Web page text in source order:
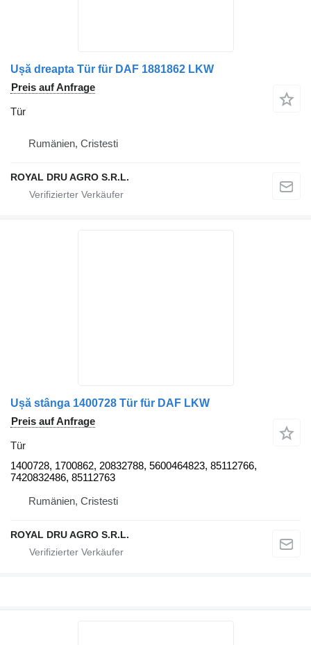
Ușă dreapta Tür für DAF 1881862 LKW
Preis auf Anfrage
Tür
Rumänien, Cristesti
ROYAL DRU AGRO S.R.L.
Ușă stânga 1400728 Tür für DAF LKW
Preis auf Anfrage
Tür
1400728, 1700862, 20832788, 5600464823, 85112766,
7420832486, 85112763
Rumänien, Cristesti
ROYAL DRU AGRO S.R.L.